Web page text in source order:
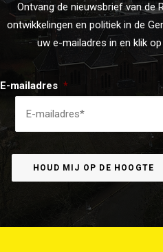
Ontvang de nieuwsbrief van de
ontwikkelingen en politiek in de
uw e-mailadres in en klik
E-mailadres *
HOUD MIJ OP DE HOOGTE